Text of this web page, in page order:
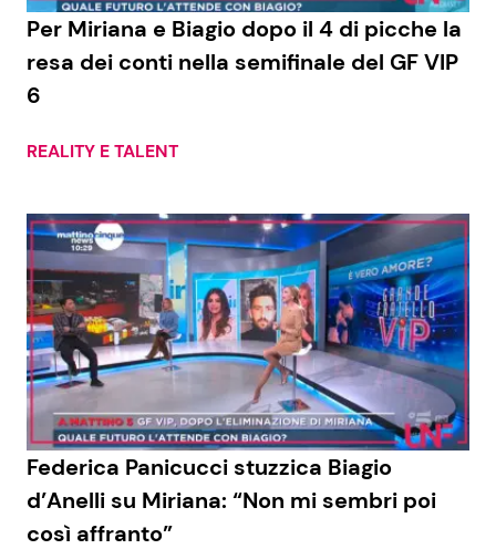
Per Miriana e Biagio dopo il 4 di picche la
resa dei conti nella semifinale del GF VIP
6
REALITY E TALENT
Federica Panicucci stuzzica Biagio
d’Anelli su Miriana: “Non mi sembri poi
così affranto”